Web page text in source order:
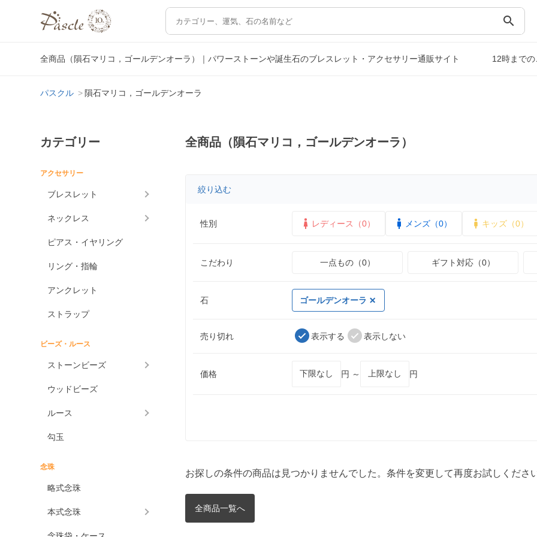
search
全商品（隕石マリコ，ゴールデンオーラ）｜パワーストーンや誕生石のブレスレット・アクセサリー通販サイト 12時まで
パスクル 隕石マリコ，ゴールデンオーラ
カテゴリー
アクセサリー
ブレスレット
ネックレス
ピアス・イヤリング
リング・指輪
アンクレット
ストラップ
ビーズ・ルース
ストーンビーズ
ウッドビーズ
ルース
勾玉
念珠
略式念珠
本式念珠
全商品（隕石マリコ，ゴールデンオーラ）
絞り込む
性別 レディース（0） メンズ（0） キッズ（0）
こだわり 一点もの（0） ギフト対応（0）
石 ゴールデンオーラ
売り切れ 表示する 表示しない
価格 円 ～ 円
お探しの条件の商品は見つかりませんでした。条件を変更して再度お試しください
全商品一覧へ